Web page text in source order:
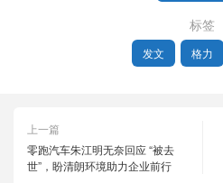
标签
发文 格力
上一篇
零跑汽车朱江明无奈回应 “被去
世”，盼清朗环境助力企业前行